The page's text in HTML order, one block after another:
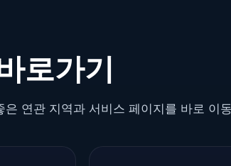
로가기
은 연관 지역과 서비스 페이지를 바로 이